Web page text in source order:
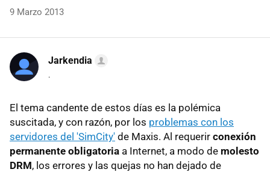
9 Marzo 2013
Jarkendia
.
El tema candente de estos días es la polémica
suscitada, y con razón, por los problemas con los
servidores del 'SimCity' de Maxis. Al requerir conexión
permanente obligatoria a Internet, a modo de molesto
DRM, los errores y las quejas no han dejado de